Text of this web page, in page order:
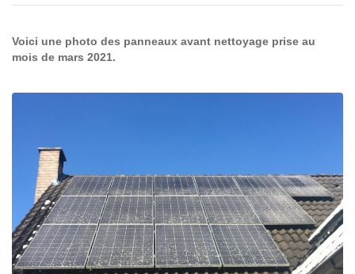
Voici une photo des panneaux avant nettoyage prise au
mois de mars 2021.